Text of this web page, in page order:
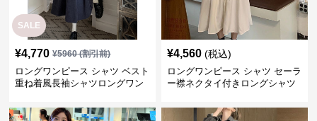
SALE
¥4,770 ¥5960(割引前)
ロングワンピース シャツ ベスト
重ね着風長袖シャツロングワン
¥4,560 (税込)
ロングワンピース シャツ セーラ
ー襟ネクタイ付きロングシャツ